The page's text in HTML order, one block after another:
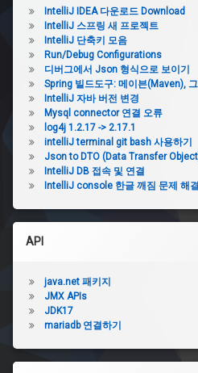
IntelliJ IDEA 다운로드 Download
IntelliJ 스프링 새 프로젝트
IntelliJ 단축키 모음
Run/Debug Configurations
디버그에서 Json 형식으로 보이기
Spring 빌드도구: 메이븐(Maven),
IntelliJ 자바 버전 변경
Mysql connector 연결 오류
log4j 1.2.17 -> 2.17.1
intelliJ terminal git bash 사용하기
Json to DTO (Data Transfer
IntelliJ DB 접속 및 연결
IntelliJ console 한글 깨짐 문제 해결
API
java.net 패키지
JMX APIs
JDK17
mariadb 연결하기